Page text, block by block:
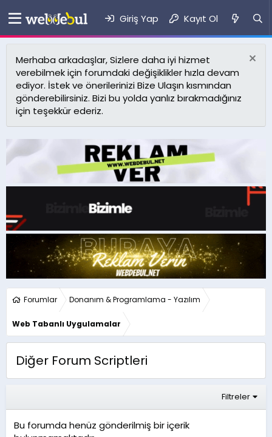
Giriş Yap Kayıt Ol
Merhaba arkadaşlar, Sizlere daha iyi hizmet
verebilmek için forumdaki değişiklikler hızla devam
ediyor. İstek ve önerilerinizi Bize Ulaşın kısmından
gönderebilirsiniz. Bizi bu yolda yanlız bırakmadığınız
için teşekkür ederiz.
Forumlar Donanım & Programlama - Yazılım
Web Tabanlı Uygulamalar
Diğer Forum Scriptleri
Filtreler
Bu forumda henüz gönderilmiş bir içerik